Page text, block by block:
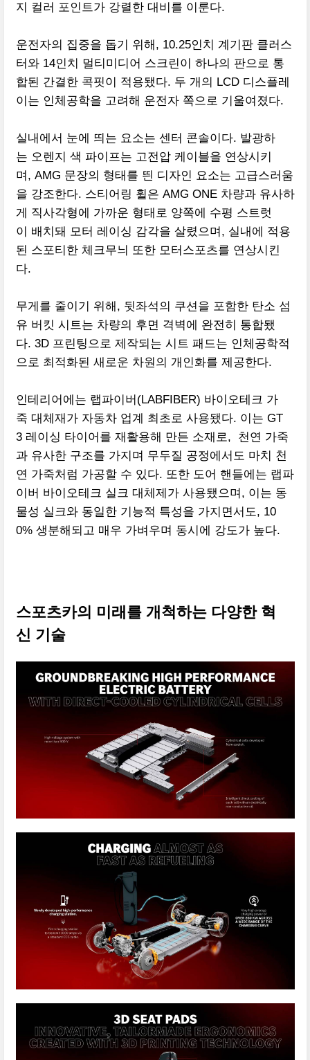
지 컬러 포인트가 강렬한 대비를 이룬다.
운전자의 집중을 돕기 위해, 10.25인치 계기판 클러스
터와 14인치 멀티미디어 스크린이 하나의 판으로 통
합된 간결한 콕핏이 적용됐다. 두 개의 LCD 디스플레
이는 인체공학을 고려해 운전자 쪽으로 기울여졌다.
실내에서 눈에 띄는 요소는 센터 콘솔이다. 발광하
는 오렌지 색 파이프는 고전압 케이블을 연상시키
며, AMG 문장의 형태를 띈 디자인 요소는 고급스러움
을 강조한다. 스티어링 휠은 AMG ONE 차량과 유사하
게 직사각형에 가까운 형태로 양쪽에 수평 스트럿
이 배치돼 모터 레이싱 감각을 살렸으며, 실내에 적용
된 스포티한 체크무늬 또한 모터스포츠를 연상시킨
다.
무게를 줄이기 위해, 뒷좌석의 쿠션을 포함한 탄소 섬
유 버킷 시트는 차량의 후면 격벽에 완전히 통합됐
다. 3D 프린팅으로 제작되는 시트 패드는 인체공학적
으로 최적화된 새로운 차원의 개인화를 제공한다.
인테리어에는 랩파이버(LABFIBER) 바이오테크 가
죽 대체재가 자동차 업계 최초로 사용됐다. 이는 GT
3 레이싱 타이어를 재활용해 만든 소재로, 천연 가죽
과 유사한 구조를 가지며 무두질 공정에서도 마치 천
연 가죽처럼 가공할 수 있다. 또한 도어 핸들에는 랩파
이버 바이오테크 실크 대체제가 사용됐으며, 이는 동
물성 실크와 동일한 기능적 특성을 가지면서도, 10
0% 생분해되고 매우 가벼우며 동시에 강도가 높다.
스포츠카의 미래를 개척하는 다양한 혁
신 기술